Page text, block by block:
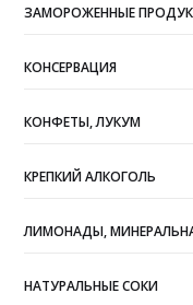
ЗАМОРОЖЕННЫЕ
КОНСЕРВАЦИЯ
КОНФЕТЫ, ЛУКУМ
КРЕПКИЙ АЛКОГОЛЬ
ЛИМОНАДЫ,
НАТУРАЛЬНЫЕ СОКИ